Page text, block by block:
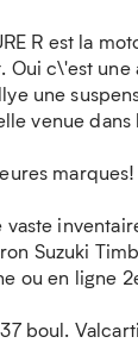
R est la
c\'est
une
venue
marques!
Suzuki
ou en ligne
boul.